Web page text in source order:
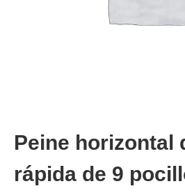
Peine horizontal
rápida de 9